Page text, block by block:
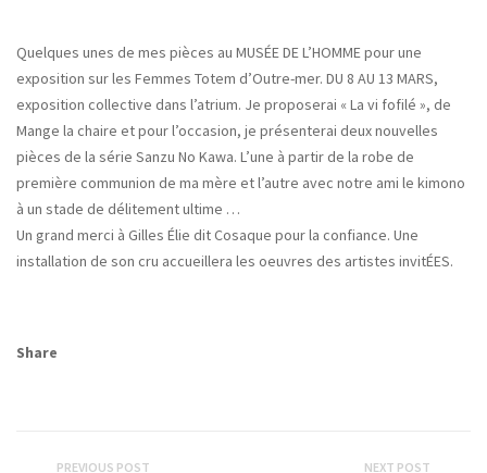
Quelques unes de mes pièces au MUSÉE DE L’HOMME pour une
exposition sur les Femmes Totem d’Outre-mer. DU 8 AU 13 MARS,
exposition collective dans l’atrium. Je proposerai « La vi fofilé », de
Mange la chaire et pour l’occasion, je présenterai deux nouvelles
pièces de la série Sanzu No Kawa. L’une à partir de la robe de
première communion de ma mère et l’autre avec notre ami le kimono
à un stade de délitement ultime …
Un grand merci à Gilles Élie dit Cosaque pour la confiance. Une
installation de son cru accueillera les oeuvres des artistes invitÉES.
Share
PREVIOUS POST NEXT POST